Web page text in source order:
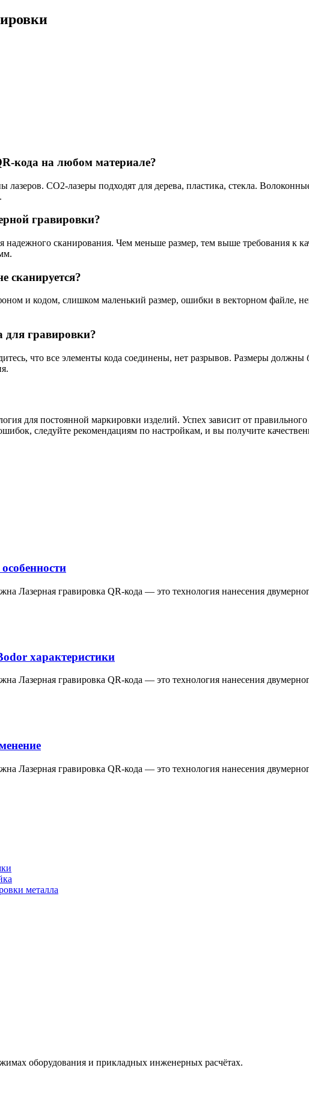
кода на любом материале?
CO2-лазеры подходят для дерева, пластика, стекла.
гравировки?
сканирования. Чем меньше размер, тем выше требования к
сканируется?
и кодом, слишком маленький размер, ошибки в векторном файле,
для гравировки?
что все элементы кода соединены, нет разрывов. Размеры
для постоянной маркировки изделий. Успех зависит от
следуйте рекомендациям по настройкам, и вы получите
Лазерная гравировка QR-кода — это технология нанесения
характеристики
Лазерная гравировка QR-кода — это технология нанесения
Лазерная гравировка QR-кода — это технология нанесения
металла
оборудования и прикладных инженерных расчётах.